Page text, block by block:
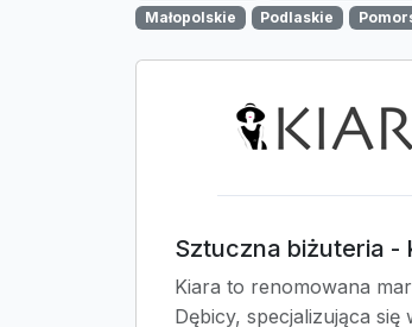
Małopolskie
Podlaskie
Sztuczna biżuteria -
Kiara to renomowana
Dębicy, specjalizująca się